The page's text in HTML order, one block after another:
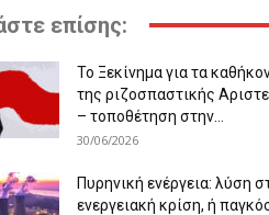
επίσης:
Το Ξεκίνημα για τα
της ριζοσπαστικής
– τοποθέτηση στην...
30/06/2026
Πυρηνική ενέργεια: λύση
ενεργειακή κρίση, ή